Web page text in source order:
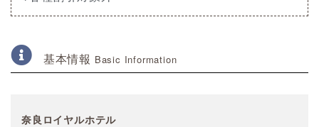
基本情報 Basic Information
奈良ロイヤルホテル